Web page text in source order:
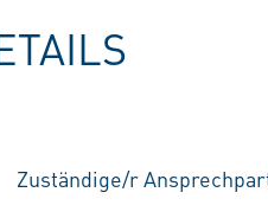
Zuständige/r